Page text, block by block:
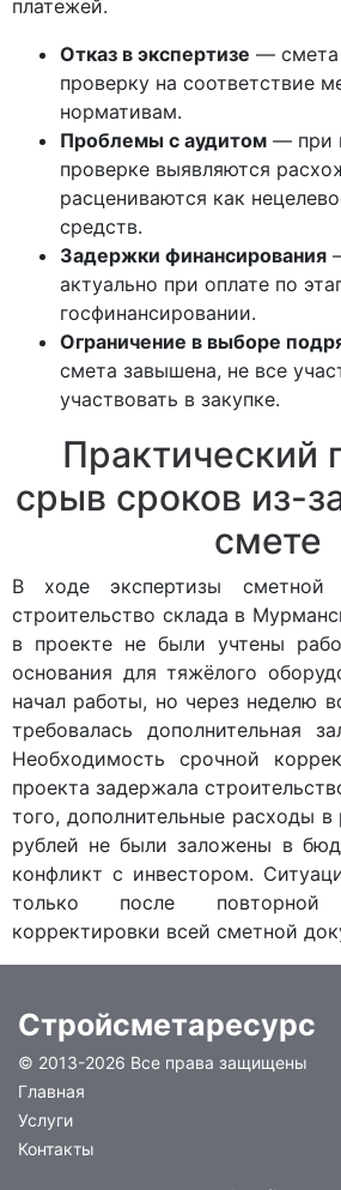
платежей.
Отказ в экспертизе — смета
проверку на соответствие
нормативам.
Проблемы с аудитом — при
проверке выявляются
расцениваются как
средств.
Задержки финансирования
актуально при оплате по
госфинансировании.
Ограничение в выборе
смета завышена, не все
участвовать в закупке.
Практический
срыв сроков из-
смете
В ходе экспертизы сметной
строительство склада в
в проекте не были учтены
основания для тяжёлого
начал работы, но через неделю
требовалась дополнительная
Необходимость срочной
проекта задержала
того, дополнительные расходы
рублей не были заложены в
конфликт с инвестором.
только после
корректировки всей сметной
Стройсметаресурс
© 2013-2026 Все права защищены
Главная
Услуги
Контакты